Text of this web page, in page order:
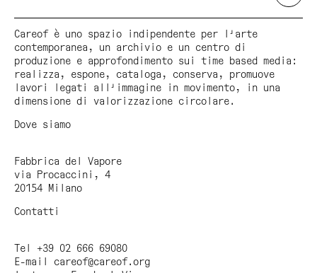
Careof è uno spazio indipendente per l'arte
contemporanea, un archivio e un centro di
produzione e approfondimento sui time based media:
realizza, espone, cataloga, conserva, promuove
lavori legati all'immagine in movimento, in una
dimensione di valorizzazione circolare.
Dove siamo
Fabbrica del Vapore
via Procaccini, 4
20154 Milano
Contatti
Tel +39 02 666 69080
E-mail careof@careof.org